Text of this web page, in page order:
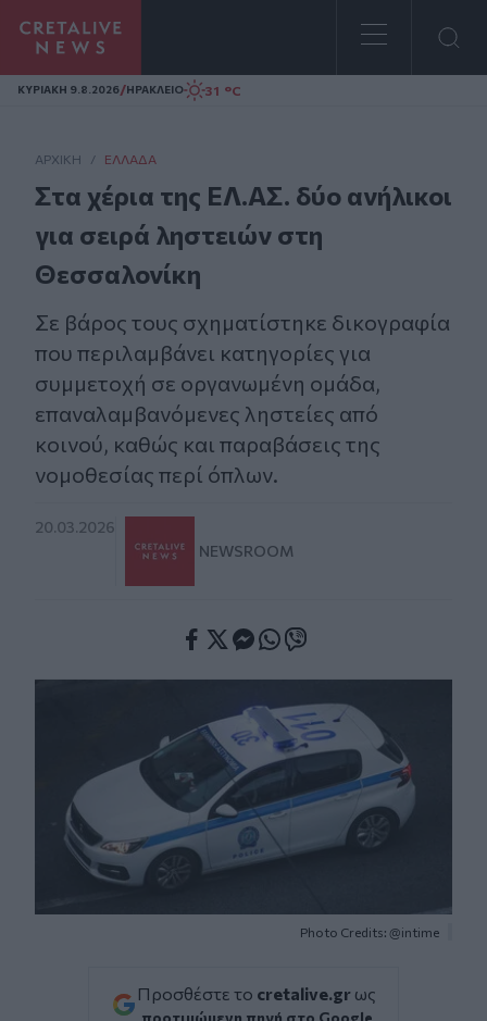
Homepage
ΚΥΡΙΑΚΗ 9.8.2026/ΗΡΑΚΛΕΙΟ 31 °C
ΑΡΧΙΚΗ / ΕΛΛΆΔΑ
Στα χέρια της ΕΛ.ΑΣ. δύο ανήλικοι
για σειρά ληστειών στη
Θεσσαλονίκη
Σε βάρος τους σχηματίστηκε δικογραφία
που περιλαμβάνει κατηγορίες για
συμμετοχή σε οργανωμένη ομάδα,
επαναλαμβανόμενες ληστείες από
κοινού, καθώς και παραβάσεις της
νομοθεσίας περί όπλων.
20.03.2026
NEWSROOM
Photo Credits: @intime
Προσθέστε το cretalive.gr ως
προτιμώμενη πηγή στο Google